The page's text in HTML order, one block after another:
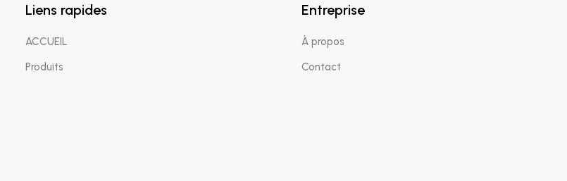
Liens rapides
ACCUEIL
Produits
Entreprise
À propos
Contact